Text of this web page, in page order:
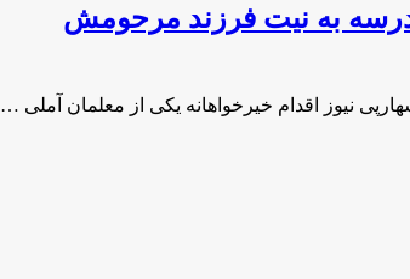
به نیت فرزند مرحومش
نیوز اقدام خیرخواهانه یکی از معلمان آملی …